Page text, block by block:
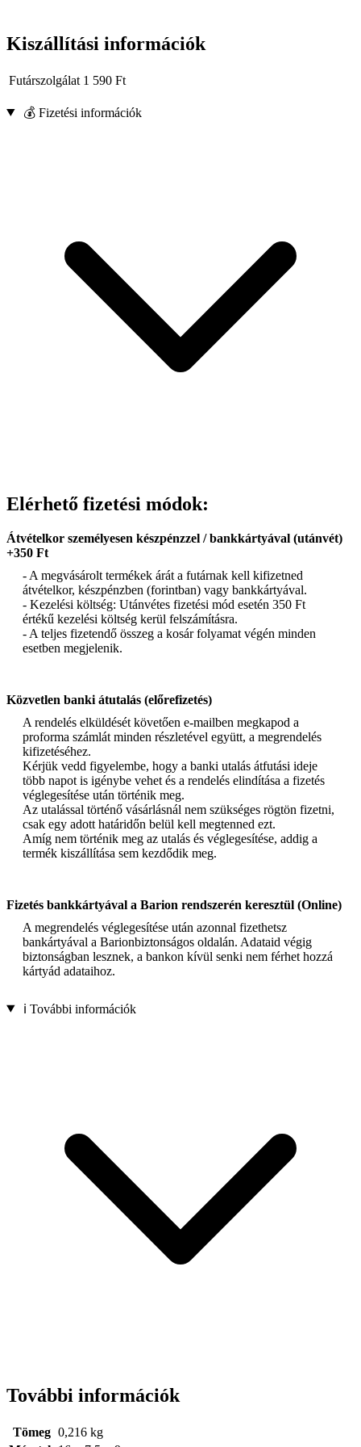
Kiszállítási információk
Futárszolgálat 1 590 Ft
💰 Fizetési információk
Elérhető fizetési módok:
Átvételkor személyesen készpénzzel / bankkártyával (utánvét)
+350 Ft
- A megvásárolt termékek árát a futárnak kell kifizetned
átvételkor, készpénzben (forintban) vagy bankkártyával.
- Kezelési költség: Utánvétes fizetési mód esetén 350 Ft
értékű kezelési költség kerül felszámításra.
- A teljes fizetendő összeg a kosár folyamat végén minden
esetben megjelenik.
Közvetlen banki átutalás (előrefizetés)
A rendelés elküldését követően e-mailben megkapod a
proforma számlát minden részletével együtt, a megrendelés
kifizetéséhez.
Kérjük vedd figyelembe, hogy a banki utalás átfutási ideje
több napot is igénybe vehet és a rendelés elindítása a fizetés
véglegesítése után történik meg.
Az utalással történő vásárlásnál nem szükséges rögtön fizetni,
csak egy adott határidőn belül kell megtenned ezt.
Amíg nem történik meg az utalás és véglegesítése, addig a
termék kiszállítása sem kezdődik meg.
Fizetés bankkártyával a Barion rendszerén keresztül (Online)
A megrendelés véglegesítése után azonnal fizethetsz
bankártyával a Barionbiztonságos oldalán. Adataid végig
biztonságban lesznek, a bankon kívül senki nem férhet hozzá
kártyád adataihoz.
ℹ️ További információk
További információk
Tömeg 0,216 kg